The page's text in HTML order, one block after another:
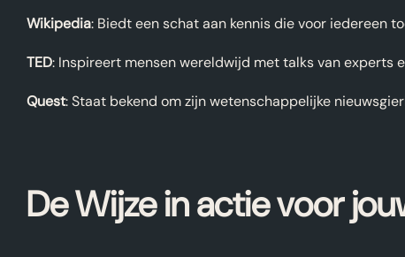
Wikipedia: Biedt een schat aan kennis die voor iedereen
TED: Inspireert mensen wereldwijd met talks van experts
Quest: Staat bekend om zijn wetenschappelijke
De Wijze in actie voor